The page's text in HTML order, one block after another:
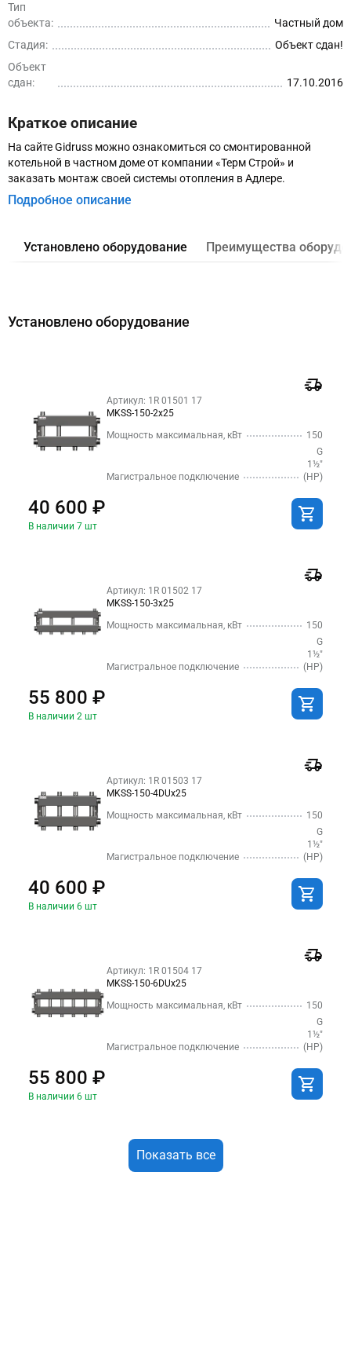
Тип
объекта:
Частный дом
Стадия:
Объект сдан!
Объект
сдан:
17.10.2016
Краткое описание
На сайте Gidruss можно ознакомиться со смонтированной
котельной в частном доме от компании «Терм Строй» и
заказать монтаж своей системы отопления в Адлере.
Подробное описание
Установлено оборудование Преимущества
Установлено оборудование
Артикул: 1R 01501 17
MKSS-150-2x25
Мощность максимальная, кВт
150
Магистральное подключение
G
1½″
(НР)
40 600 ₽
В наличии 7 шт
Артикул: 1R 01502 17
MKSS-150-3x25
Мощность максимальная, кВт
150
Магистральное подключение
G
1½″
(НР)
55 800 ₽
В наличии 2 шт
Артикул: 1R 01503 17
MKSS-150-4DUx25
Мощность максимальная, кВт
150
Магистральное подключение
G
1½″
(НР)
40 600 ₽
В наличии 6 шт
Артикул: 1R 01504 17
MKSS-150-6DUx25
Мощность максимальная, кВт
150
Магистральное подключение
G
1½″
(НР)
55 800 ₽
В наличии 6 шт
Показать все